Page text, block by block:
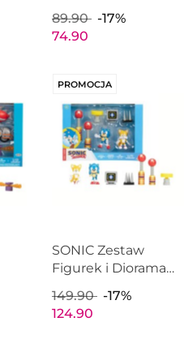
Nintendo s37 JAKKS
PACIFIC 41146
89.90
-17%
74.90
PROMOCJA
SONIC Zestaw
Figurek i Diorama
JAKKS PACIFIC
40925
149.90
-17%
124.90